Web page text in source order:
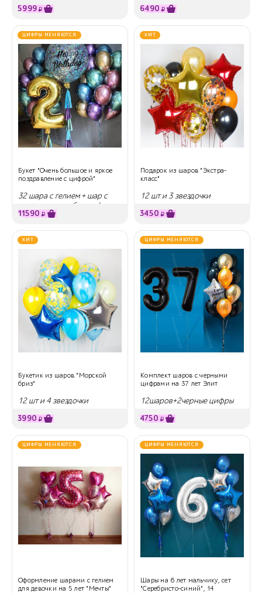
5999₽ 6490 ₽
ЦИФРЫ МЕНЯЮТСЯ
Букет "Очень большое и яркое
поздравление с цифрой"
32 шара с гелием + шар с
надписью и любая цифра
11590 ₽
ХИТ
Подарок из шаров "Экстра-
класс"
12 шт и 3 звездочки
3450 ₽
ХИТ
Букетик из шаров "Морской
бриз"
12 шт и 4 звездочки
3990 ₽
ЦИФРЫ МЕНЯЮТСЯ
Комплект шаров с черными
цифрами на 37 лет Элит
12шаров+2черные цифры
4750 ₽
ЦИФРЫ МЕНЯЮТСЯ
Оформление шарами с гелием
для девочки на 5 лет "Мечты"
ЦИФРЫ МЕНЯЮТСЯ
Шары на 6 лет мальчику, сет
"Серебристо-синий", 14